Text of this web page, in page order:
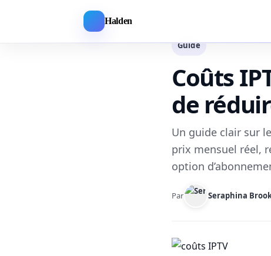
Halden
Guide
Coûts
de
Un guide clair sur
prix mensuel réel,
option
Par Seraphina